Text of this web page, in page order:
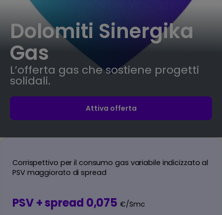
Dolomiti Sinergika
Gas
L’offerta gas che sostiene progetti
solidali.
Attiva offerta
Corrispettivo per il consumo gas variabile indicizzato al
PSV maggiorato di spread
PSV + spread 0,075 €/Smc